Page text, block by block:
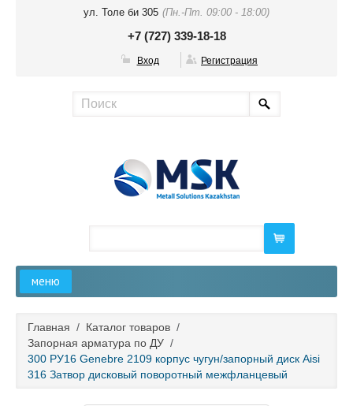
ул. Толе би 305 (Пн.-Пт. 09:00 - 18:00)
+7 (727) 339-18-18
Вход Регистрация
меню
О компании
Каталог товаров
Главная / Каталог товаров /
Запорная арматура по ДУ /
300 РУ16 Genebre 2109 корпус чугун/запорный диск Aisi
316 Затвор дисковый поворотный межфланцевый